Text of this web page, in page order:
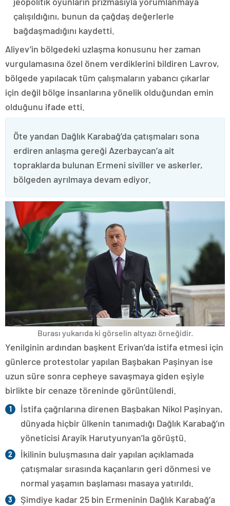
çalışıldığını, bunun da çağdaş değerlerle
bağdaşmadığını kaydetti.
Aliyev’in bölgedeki uzlaşma konusunu her zaman
vurgulamasına özel önem verdiklerini bildiren Lavrov,
bölgede yapılacak tüm çalışmaların yabancı çıkarlar
için değil bölge insanlarına yönelik olduğundan emin
olduğunu ifade etti.
Öte yandan Dağlık Karabağ’da çatışmaları sona
erdiren anlaşma gereği Azerbaycan’a ait
topraklarda bulunan Ermeni siviller ve askerler,
bölgeden ayrılmaya devam ediyor.
Burası yukarıda ki görselin altyazı örneğidir.
Yenilginin ardından başkent Erivan’da istifa etmesi için
günlerce protestolar yapılan Başbakan Paşinyan ise
uzun süre sonra cepheye savaşmaya giden eşiyle
birlikte bir cenaze töreninde görüntülendi.
İstifa çağrılarına direnen Başbakan Nikol Paşinyan,
dünyada hiçbir ülkenin tanımadığı Dağlık Karabağ’ın
yöneticisi Arayik Harutyunyan’la görüştü.
İkilinin buluşmasına dair yapılan açıklamada
çatışmalar sırasında kaçanların geri dönmesi ve
normal yaşamın başlaması masaya yatırıldı.
Şimdiye kadar 25 bin Ermeninin Dağlık Karabağ’a